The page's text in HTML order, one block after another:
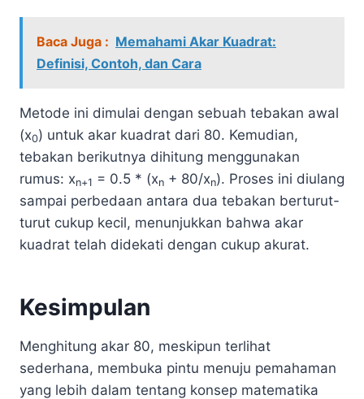
Baca Juga : Memahami Akar Kuadrat:
Definisi, Contoh, dan Cara
Metode ini dimulai dengan sebuah tebakan awal
(x0) untuk akar kuadrat dari 80. Kemudian,
tebakan berikutnya dihitung menggunakan
rumus: xn+1 = 0.5 * (xn + 80/xn). Proses ini diulang
sampai perbedaan antara dua tebakan berturut-
turut cukup kecil, menunjukkan bahwa akar
kuadrat telah didekati dengan cukup akurat.
Kesimpulan
Menghitung akar 80, meskipun terlihat
sederhana, membuka pintu menuju pemahaman
yang lebih dalam tentang konsep matematika